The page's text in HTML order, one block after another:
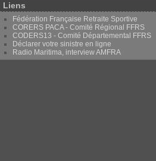
Liens
Fédération Française Retraite Sportive
CORERS PACA - Comité Régional FFRS
CODERS13 - Comité Départemental FFRS
Déclarer votre sinistre en ligne
Radio Maritima, interview AMFRA